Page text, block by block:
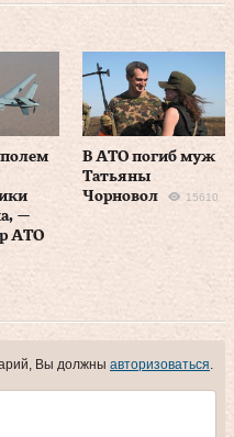
—
АТО
В АТО погиб муж
Татьяны
Чорновол
15610
Вы должны авторизоваться.